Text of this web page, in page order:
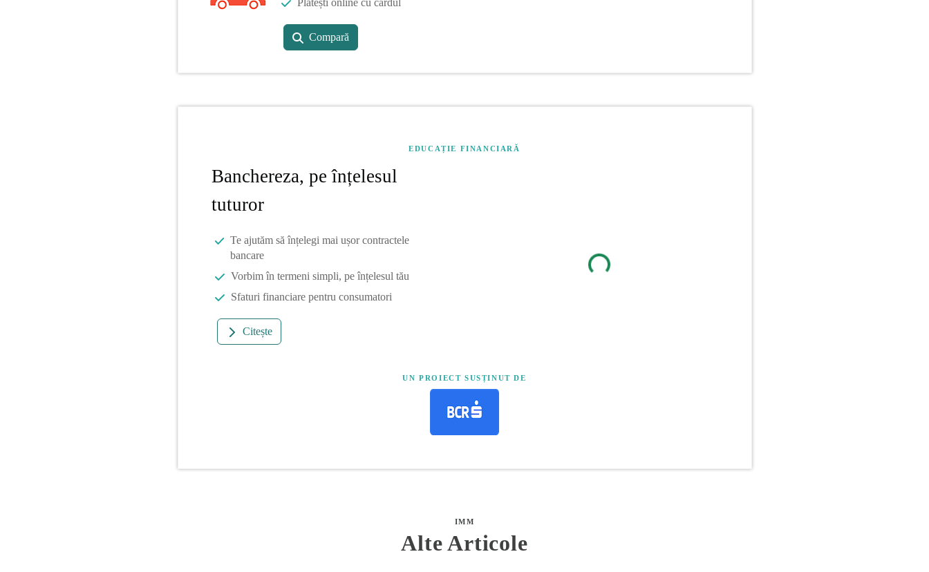
Compară
EDUCAȚIE FINANCIARĂ
Banchereza, pe înțelesul
tuturor
Te ajutăm să înțelegi mai ușor contractele
bancare
Vorbim în termeni simpli, pe înțelesul tău
Sfaturi financiare pentru consumatori
Citește
UN PROIECT SUSȚINUT DE
IMM
Alte Articole